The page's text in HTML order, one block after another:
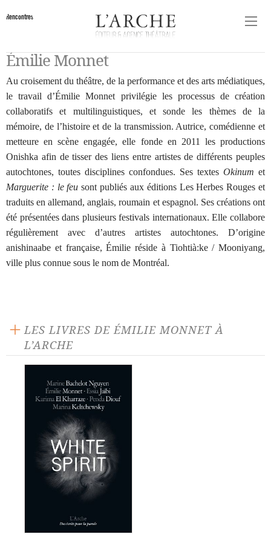
Rencontres
Émilie Monnet
Au croisement du théâtre, de la performance et des arts médiatiques,
le travail d’Émilie Monnet privilégie les processus de création
collaboratifs et multilinguistiques, et sonde les thèmes de la
mémoire, de l’histoire et de la transmission. Autrice, comédienne et
metteure en scène engagée, elle fonde en 2011 les productions
Onishka afin de tisser des liens entre artistes de différents peuples
autochtones, toutes disciplines confondues. Ses textes Okinum et
Marguerite : le feu sont publiés aux éditions Les Herbes Rouges et
traduits en allemand, anglais, roumain et espagnol. Ses créations ont
été présentées dans plusieurs festivals internationaux. Elle collabore
régulièrement avec d’autres artistes autochtones. D’origine
anishinaabe et française, Émilie réside à Tiohtià:ke / Mooniyang,
ville plus connue sous le nom de Montréal.
LES LIVRES DE ÉMILIE MONNET À
L’ARCHE